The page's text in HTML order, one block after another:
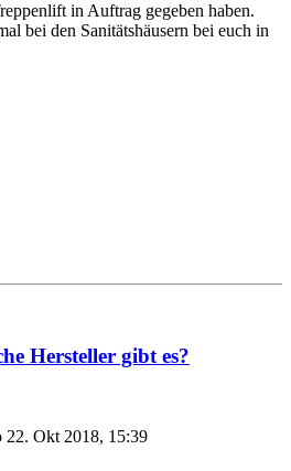
in Auftrag gegeben haben.
bei den Sanitätshäusern bei euch in
Hersteller gibt es?
22. Okt 2018, 15:39